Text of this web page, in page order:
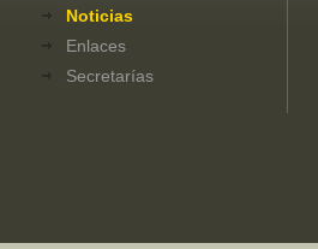
Noticias
Enlaces
Secretarías